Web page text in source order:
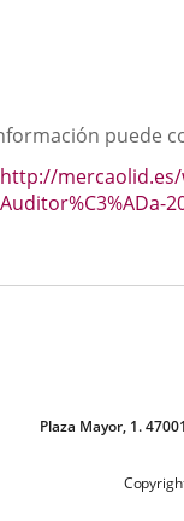
puede
http://
Auditor%C3%ADa-
Plaza Mayor, 1.